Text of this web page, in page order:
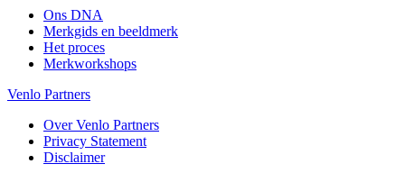
Ons DNA
Merkgids en beeldmerk
Het proces
Merkworkshops
Venlo Partners
Over Venlo Partners
Privacy Statement
Disclaimer